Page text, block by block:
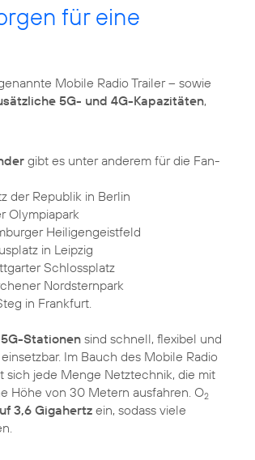
für eine
Mobile Radio Trailer – sowie
5G- und 4G-Kapazitäten,
gibt es unter anderem für die Fan-
der Republik in Berlin
Olympiapark
Heiligengeistfeld
in Leipzig
Schlossplatz
Nordsternpark
in Frankfurt.
Stationensind schnell, flexibel und
Im Bauch des Mobile Radio
sich jede Menge Netztechnik, die mit
Höhe von 30 Metern ausfahren. O2
3,6 Gigahertz ein, sodass viele